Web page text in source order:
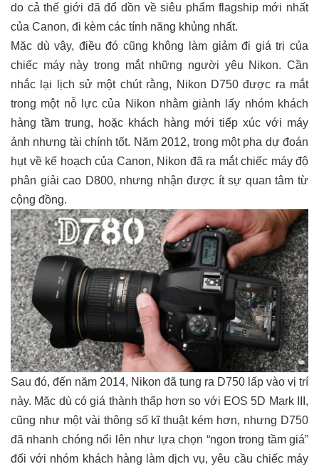
do cả thế giới đã đổ dồn về siêu phẩm flagship mới nhất
của Canon, đi kèm các tính năng khủng nhất.
Mặc dù vậy, điều đó cũng không làm giảm đi giá trị của
chiếc máy này trong mắt những người yêu Nikon. Cần
nhắc lại lịch sử một chút rằng, Nikon D750 được ra mắt
trong một nỗ lực của Nikon nhằm giành lấy nhóm khách
hàng tầm trung, hoặc khách hàng mới tiếp xúc với máy
ảnh nhưng tài chính tốt. Năm 2012, trong một pha dự đoán
hụt về kế hoạch của Canon, Nikon đã ra mắt chiếc máy độ
phân giải cao D800, nhưng nhận được ít sự quan tâm từ
cộng đồng.
Sau đó, đến năm 2014, Nikon đã tung ra D750 lấp vào vị trí
này. Mặc dù có giá thành thấp hơn so với EOS 5D Mark III,
cũng như một vài thông số kĩ thuật kém hơn, nhưng D750
đã nhanh chóng nổi lên như lựa chọn “ngon trong tầm giá”
đối với nhóm khách hàng làm dịch vụ, yêu cầu chiếc máy